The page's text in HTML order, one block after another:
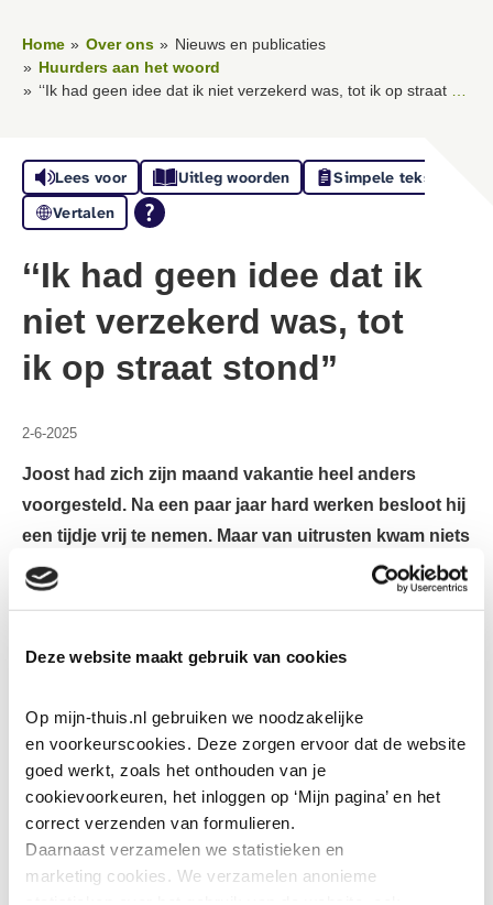
Deze website maakt gebruik van cookies
Op mijn-thuis.nl gebruiken we noodzakelijke
en voorkeurscookies. Deze zorgen ervoor dat de website
goed werkt, zoals het onthouden van je
cookievoorkeuren, het inloggen op ‘Mijn pagina’ en het
correct verzenden van formulieren.
Daarnaast verzamelen we statistieken en
marketing cookies. We verzamelen anonieme
Home Over ons
Nieuws en publicaties
Huurders aan het woord
‘‘Ik had geen idee dat ik niet verzekerd was, tot ik op straat stond”
Lees voor Uitleg woorden
Simpele tekst
Vertalen
‘‘Ik had geen idee dat ik
niet verzekerd was, tot
ik op straat stond”
2-6-2025
Joost had zich zijn maand vakantie heel anders
voorgesteld. Na een paar jaar hard werken besloot hij
een tijdje vrij te nemen. Maar van uitrusten kwam niets
terecht. In de eerste nacht werd hij plotseling wakker.
"Ik zag letterlijk geen hand voor ogen," vertelt hij. Zijn
heb ik het raam gevonden en ben ik naar buiten
duren."
Een geluk bij een ongeluk
De brand begon in een hoek van Joosts woning, achter
de bank. Hoe het precies gebeurde, is niet duidelijk. "Er
lag een adapter, misschien heeft die vlam gevat. Ik weet